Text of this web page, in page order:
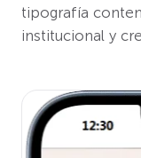
tipografía
institucional y